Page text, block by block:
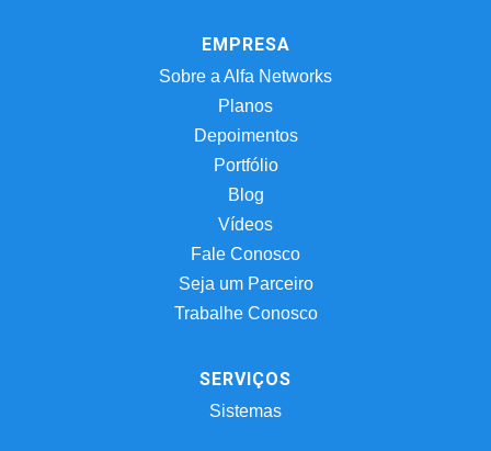
EMPRESA
Sobre a Alfa Networks
Planos
Depoimentos
Portfólio
Blog
Vídeos
Fale Conosco
Seja um Parceiro
Trabalhe Conosco
SERVIÇOS
Sistemas